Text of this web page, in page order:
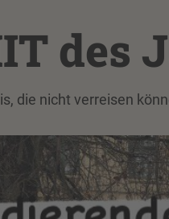
des
die nicht verreisen